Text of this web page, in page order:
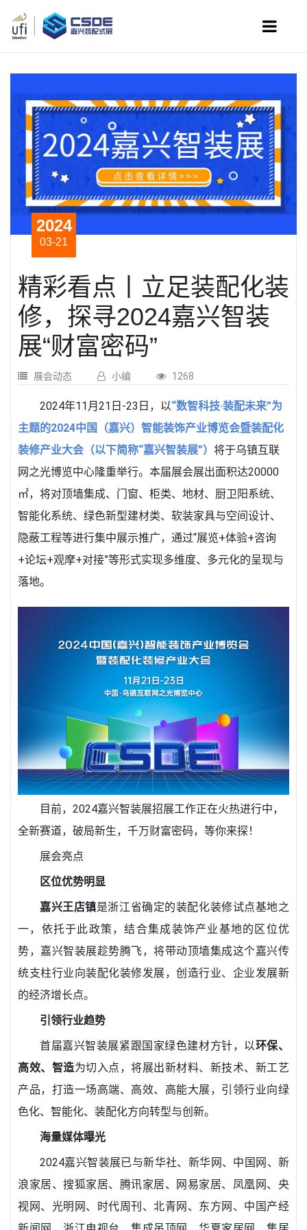
2024
03-21
精彩看点丨立足装配化装
修，探寻2024嘉兴智装
展“财富密码”
展会动态 小编 1268
2024年11月21日-23日，以“数智科技·装配未来”为
主题的2024中国（嘉兴）智能装饰产业博览会暨装配化
装修产业大会（以下简称“嘉兴智装展”） 将于乌镇互联
网之光博览中心隆重举行。本届展会展出面积达20000
㎡，将对顶墙集成、门窗、柜类、地材、厨卫阳系统、
智能化系统、绿色新型建材类、软装家具与空间设计、
隐蔽工程等进行集中展示推广，通过“展览+体验+咨询
+论坛+观摩+对接”等形式实现多维度、多元化的呈现与
落地。
目前，2024嘉兴智装展招展工作正在火热进行中，
全新赛道，破局新生，千万财富密码，等你来探！
展会亮点
区位优势明显
嘉兴王店镇是浙江省确定的装配化装修试点基地之
一，依托于此政策，结合集成装饰产业基地的区位优
势，嘉兴智装展趁势腾飞，将带动顶墙集成这个嘉兴传
统支柱行业向装配化装修发展，创造行业、企业发展新
的经济增长点。
引领行业趋势
首届嘉兴智装展紧跟国家绿色建材方针，以环保、
高效、智造为切入点，将展出新材料、新技术、新工艺
产品，打造一场高端、高效、高能大展，引领行业向绿
色化、智能化、装配化方向转型与创新。
海量媒体曝光
2024嘉兴智装展已与新华社、新华网、中国网、新
浪家居、搜狐家居、腾讯家居、网易家居、凤凰网、央
视网、光明网、时代周刊、北青网、东方网、中国产经